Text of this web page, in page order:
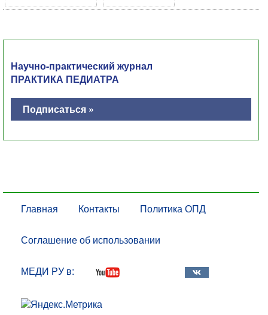
Научно-практический журнал
ПРАКТИКА ПЕДИАТРА
Подписаться »
Главная Контакты Политика ОПД
Соглашение об использовании
МЕДИ РУ в: